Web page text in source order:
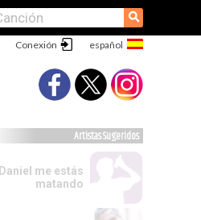
⚲
Conexión
Artistas Sugeridos
Daniel me estás
matando